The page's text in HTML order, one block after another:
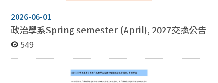
2026-06-01
政治學系Spring semester (April), 2027交換公告
549